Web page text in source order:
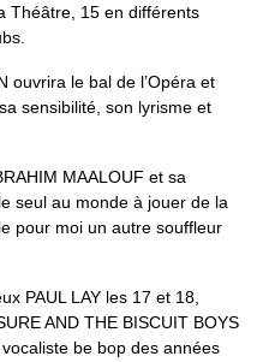
Théâtre, 15 en différents
ouvrira le bal de l’Opéra et
sensibilité, son lyrisme et
MAALOUF et sa
seul au monde à jouer de la
pour moi un autre souffleur
PAUL LAY les 17 et 18,
AND THE BISCUIT BOYS
be bop des années